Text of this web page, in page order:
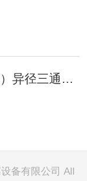
钢衬四氟（F4）异径三通DN100/50
备有限公司 All